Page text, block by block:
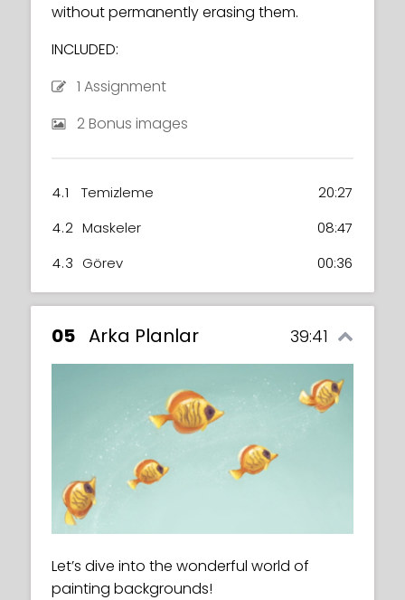
without permanently erasing them.
INCLUDED:
1 Assignment
2 Bonus images
4.1 Temizleme
20:27
4.2 Maskeler
08:47
4.3 Görev 00:36
05 Arka Planlar 39:41
Let’s dive into the wonderful world of
painting backgrounds!